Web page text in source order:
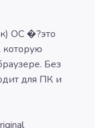
OC �?это
которую
Без
для ПК и